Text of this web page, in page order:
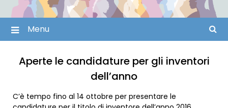
Menu
Aperte le candidature per gli inventori
dell’anno
C’è tempo fino al 14 ottobre per presentare le